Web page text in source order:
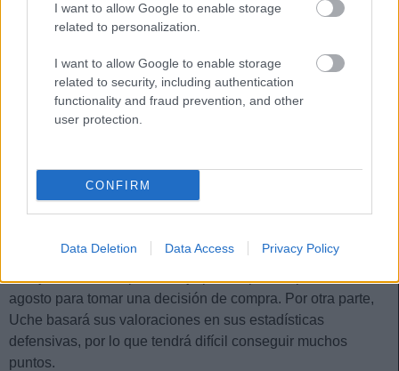
I want to allow Google to enable storage
related to personalization.
I want to allow Google to enable storage
related to security, including authentication
functionality and fraud prevention, and other
user protection.
CONFIRM
Data Deletion Data Access Privacy Policy
forma asfixiante.
experiencia en el fútbol profesional, pero ha cuajado un
gran año con el Ceuta en Primera RFEF. El salto de dos
categorías puede ser todo un reto para el africano y
Para Comunio es, a priori, un jugador poco recomendable a
la espera de saber la confección de la plantilla azulona y
preparación destaca y juega a menudo, obviamente será un
agosto para tomar una decisión de compra. Por otra parte,
Uche basará sus valoraciones en sus estadísticas
defensivas, por lo que tendrá difícil conseguir muchos
puntos.